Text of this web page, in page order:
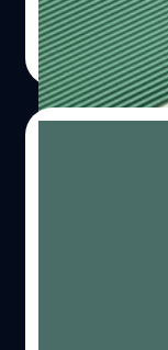
สำหรับสมาร์ตว
ภควัต ขจิตวิชยานุกู
Read More
ลือ Galaxy
Samsung อาจ
ข่าวลือว่า
อย่างกระจกแซ